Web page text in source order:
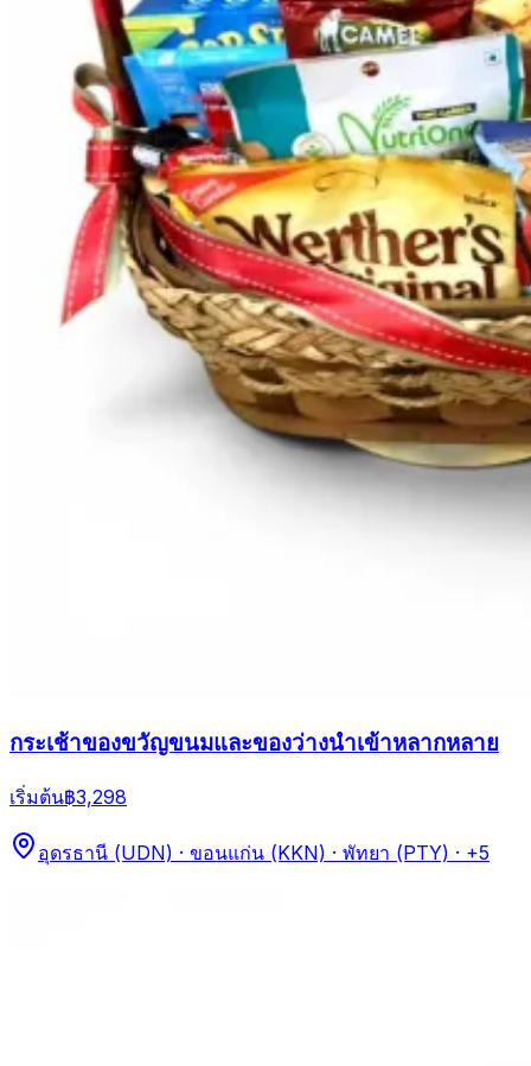
กระเช้าของขวัญขนมและของว่างนำเข้าหลากหลาย
เริ่มต้น฿3,298
อุดรธานี (UDN) · ขอนแก่น (KKN) · พัทยา (PTY) · +5